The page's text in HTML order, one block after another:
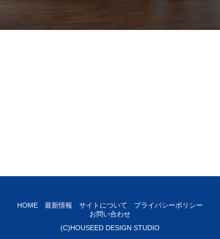
HOME 最新情報 サイトについて
プライバシーポリシー
お問い合わせ
(C)HOUSEED DESIGN STUDIO